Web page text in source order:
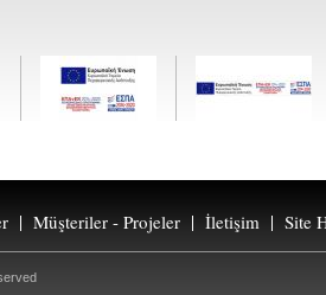
Müşteriler - Projeler İletişim Site